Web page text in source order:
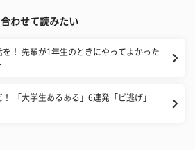
合わせて読みたい
！ 先輩が1年生のときにやってよかった
「大学生あるある」6連発「ピ逃げ」